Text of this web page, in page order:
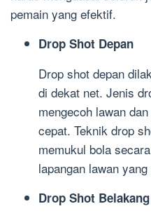
pemain yang efektif.
Drop Shot Depan
Drop shot depan
di dekat net. Jenis
mengecoh lawan
cepat. Teknik drop
memukul bola
lapangan lawan
Drop Shot Belakang